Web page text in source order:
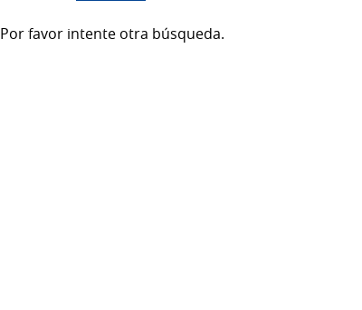
Por favor intente otra búsqueda.